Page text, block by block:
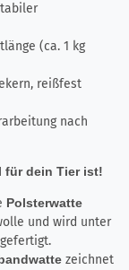
(ca. 1 kg
reißfest
nach
für dein Tier ist!
Polsterwatte
und wird unter
zeichnet